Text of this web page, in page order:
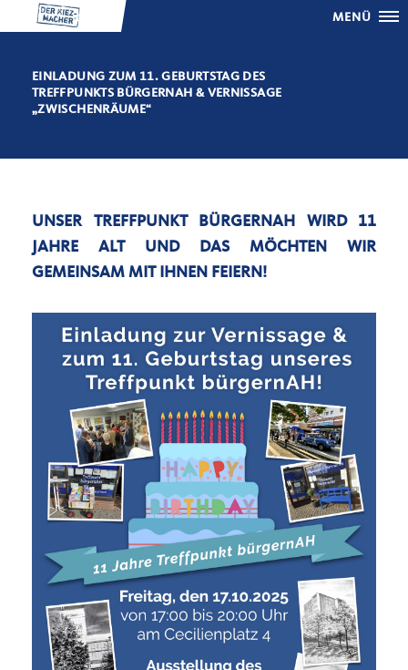
MENÜ
EINLADUNG ZUM 11. GEBURTSTAG DES
TREFFPUNKTS BÜRGERNAH & VERNISSAGE
ZWISCHENRÄUME“
UNSER TREFFPUNKT BÜRGERNAH WIRD 11
JAHRE ALT UND DAS MÖCHTEN WIR
GEMEINSAM MIT IHNEN FEIERN!